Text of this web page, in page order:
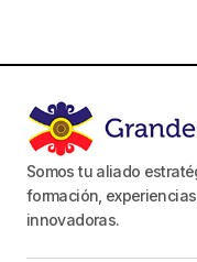
Somos tu aliado
formación,
innovadoras.